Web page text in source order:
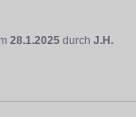
28.1.2025 durch J.H.